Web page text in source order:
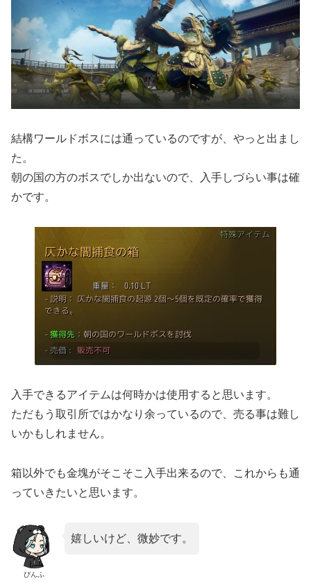
結構ワールドボスには通っているのですが、やっと出まし
た。
朝の国の方のボスでしか出ないので、入手しづらい事は確
かです。
入手できるアイテムは何時かは使用すると思います。
ただもう取引所ではかなり余っているので、売る事は難し
いかもしれません。
箱以外でも金塊がそこそこ入手出来るので、これからも通
っていきたいと思います。
ぴんふ
嬉しいけど、微妙です。